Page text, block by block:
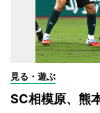
見る・遊ぶ
SC相模原、熊